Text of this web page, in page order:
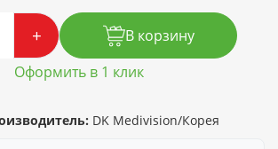
+
В корзину
Оформить в 1 клик
DK Medivision/Корея